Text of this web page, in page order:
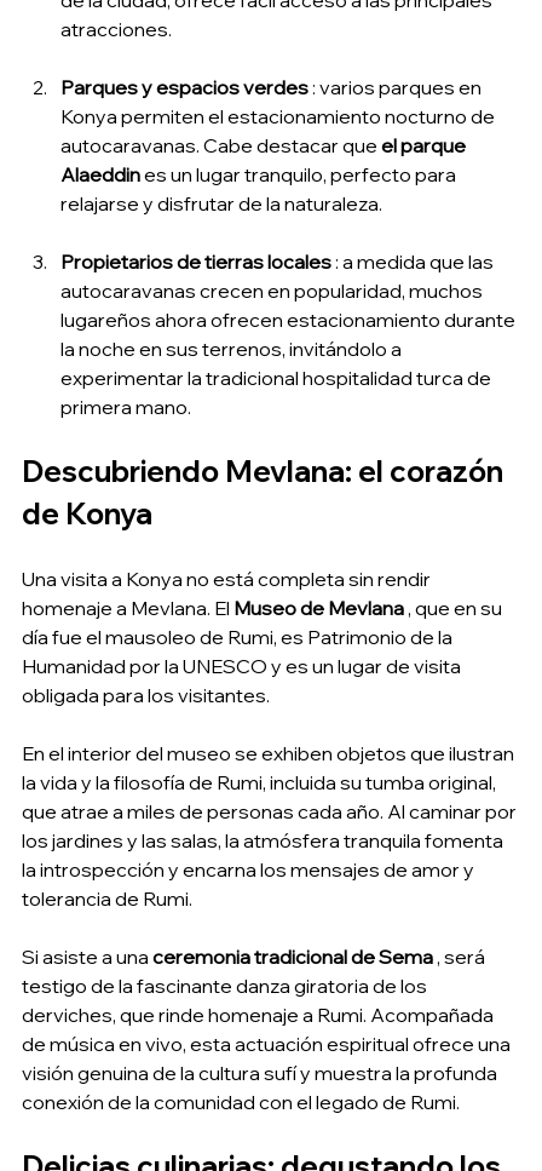
atracciones.
Parques y espacios verdes : varios parques en
Konya permiten el estacionamiento nocturno de
autocaravanas. Cabe destacar que el parque
Alaeddin es un lugar tranquilo, perfecto para
relajarse y disfrutar de la naturaleza.
Propietarios de tierras locales : a medida que las
autocaravanas crecen en popularidad, muchos
lugareños ahora ofrecen estacionamiento durante
la noche en sus terrenos, invitándolo a
experimentar la tradicional hospitalidad turca de
primera mano.
Descubriendo Mevlana: el corazón
de Konya
Una visita a Konya no está completa sin rendir
homenaje a Mevlana. El Museo de Mevlana , que en su
día fue el mausoleo de Rumi, es Patrimonio de la
Humanidad por la UNESCO y es un lugar de visita
obligada para los visitantes.
En el interior del museo se exhiben objetos que ilustran
la vida y la filosofía de Rumi, incluida su tumba original,
que atrae a miles de personas cada año. Al caminar por
los jardines y las salas, la atmósfera tranquila fomenta
la introspección y encarna los mensajes de amor y
tolerancia de Rumi.
Si asiste a una ceremonia tradicional de Sema , será
testigo de la fascinante danza giratoria de los
derviches, que rinde homenaje a Rumi. Acompañada
de música en vivo, esta actuación espiritual ofrece una
visión genuina de la cultura sufí y muestra la profunda
conexión de la comunidad con el legado de Rumi.